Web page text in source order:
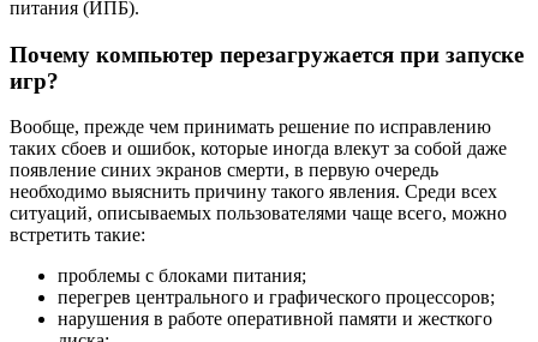
питания (ИПБ).
Почему компьютер перезагружается при запуске
игр?
Вообще, прежде чем принимать решение по исправлению
таких сбоев и ошибок, которые иногда влекут за собой даже
появление синих экранов смерти, в первую очередь
необходимо выяснить причину такого явления. Среди всех
ситуаций, описываемых пользователями чаще всего, можно
встретить такие:
проблемы с блоками питания;
перегрев центрального и графического процессоров;
нарушения в работе оперативной памяти и жесткого